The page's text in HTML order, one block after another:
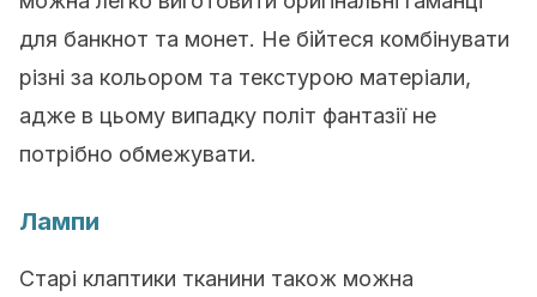
для банкнот та монет. Не бійтеся комбінувати
різні за кольором та текстурою матеріали,
адже в цьому випадку політ фантазії не
потрібно обмежувати.
Лампи
Старі клаптики тканини також можна